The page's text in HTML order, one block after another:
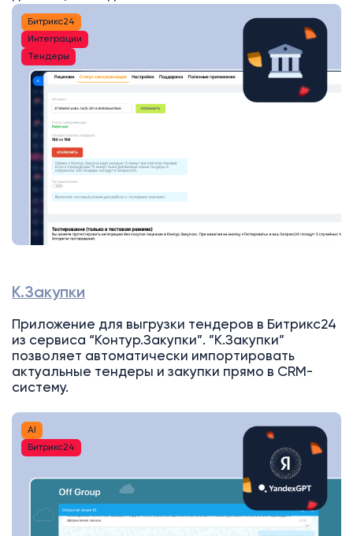
Битрикс24
Интеграции
Тендеры
К.Закупки
Приложение для выгрузки тендеров в Битрикс24
из сервиса “Контур.Закупки”. ”К.Закупки”
позволяет автоматически импортировать
актуальные тендеры и закупки прямо в CRM-
систему.
AI
Битрикс24